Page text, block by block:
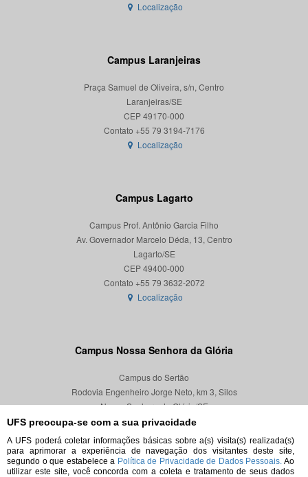
UFS preocupa-se com a sua privacidade
A UFS poderá coletar informações básicas sobre a(s) visita(s) realizada(s)
para aprimorar a experiência de navegação dos visitantes deste site,
segundo o que estabelece a Política de Privacidade de Dados Pessoais. Ao
utilizar este site, você concorda com a coleta e tratamento de seus dados
Localização
Campus Laranjeiras
Praça Samuel de Oliveira, s/n, Centro
Laranjeiras/SE
CEP 49170-000
Localização
Campus Lagarto
Campus Prof. Antônio Garcia Filho
Av. Governador Marcelo Déda, 13, Centro
Lagarto/SE
CEP 49400-000
Localização
Campus Nossa Senhora da Glória
Campus do Sertão
Rodovia Engenheiro Jorge Neto, km 3, Silos
Nossa Senhora da Glória/SE
CEP 49680-000
Localização